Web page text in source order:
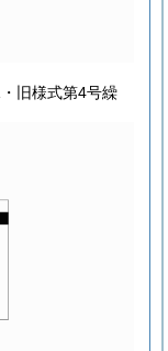
旧様式第4号繰